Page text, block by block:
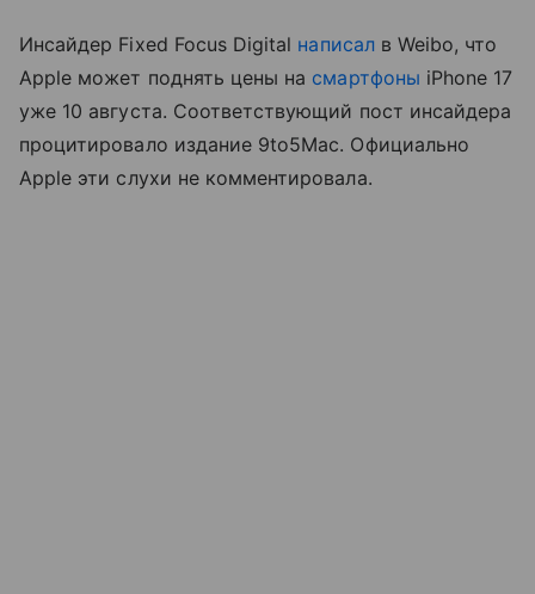
Инсайдер Fixed Focus Digital написалв Weibo, что
Apple может поднять цены на смартфоны iPhone 17
уже 10 августа. Соответствующий пост инсайдера
процитировало издание 9to5Mac. Официально
Apple эти слухи не комментировала.